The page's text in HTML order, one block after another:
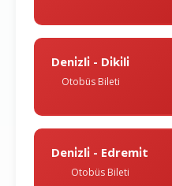
Deni̇zli̇ - Di̇ki̇li̇
Otobüs Bileti
Deni̇zli̇ - Edremi̇t
Otobüs Bileti